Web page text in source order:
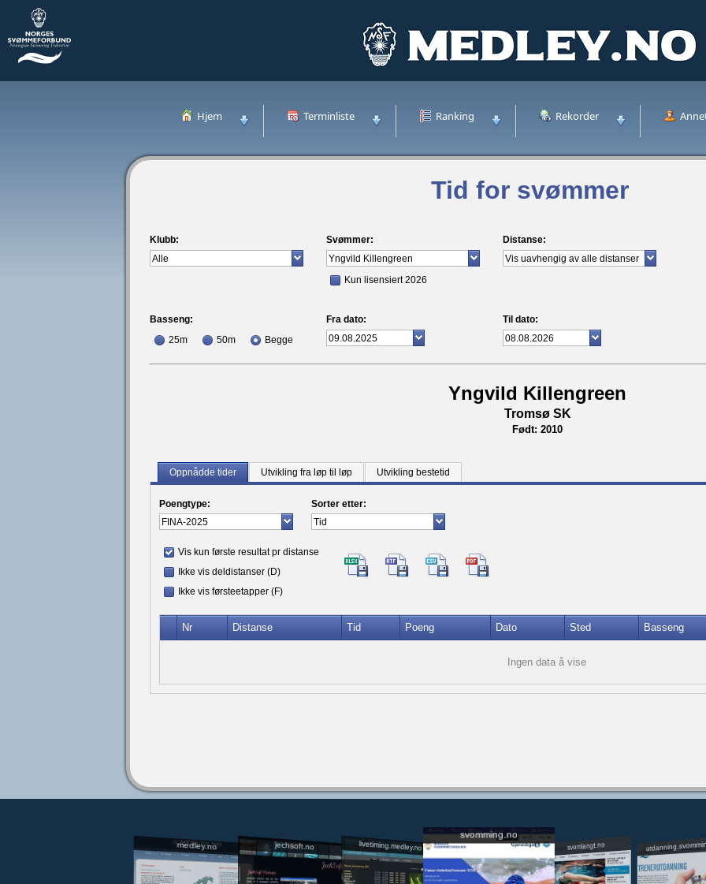
Hjem Terminliste Ranking Rekorder
Tid for svømmer
Klubb: Svømmer:
Kun lisensiert 2026
Distanse:
Basseng:
25m
50m Begge
Fra dato: Til dato:
Yngvild Killengreen
Tromsø SK
Født: 2010
Oppnådde tider Utvikling fra løp til løp Utvikling bestetid
Poengtype: Sorter etter:
Vis kun første resultat pr distanse
Ikke vis deldistanser (D)
Ikke vis førsteetapper (F)
Nr Distanse Tid Poeng Dato Sted Basseng
Ingen data å vise
medley.no jechsoft.no livetiming.medley.no
svomming.no
svomlangt.no